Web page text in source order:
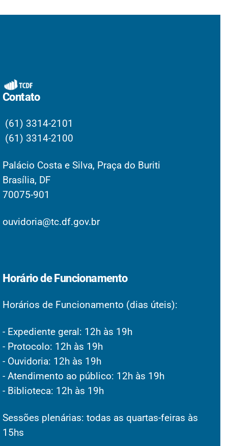
Contato
(61) 3314-2101
(61) 3314-2100
Palácio Costa e Silva, Praça do Buriti
Brasília, DF
70075-901
ouvidoria@tc.df.gov.br
Horário de Funcionamento
Horários de Funcionamento (dias úteis):
- Expediente geral: 12h às 19h
- Protocolo: 12h às 19h
- Ouvidoria: 12h às 19h
- Atendimento ao público: 12h às 19h
- Biblioteca: 12h às 19h
Sessões plenárias: todas as quartas-feiras às
15hs